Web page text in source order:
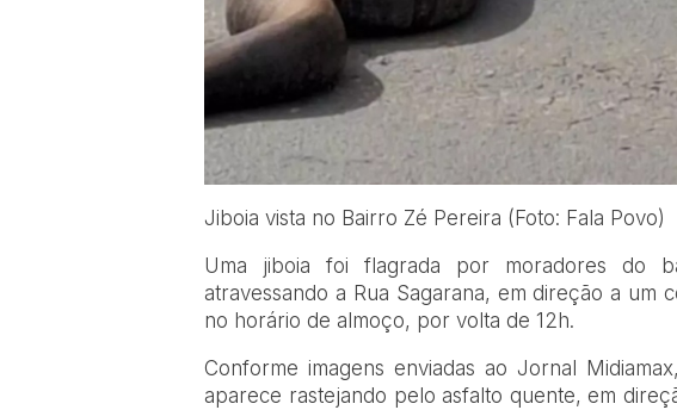
Jiboia vista no Bairro Zé Pereira (Foto: Fala Povo)
Uma jiboia foi flagrada por moradores do
atravessando a Rua Sagarana, em direção a
no horário de almoço, por volta de 12h.
Conforme imagens enviadas ao Jornal
aparece rastejando pelo asfalto quente, em